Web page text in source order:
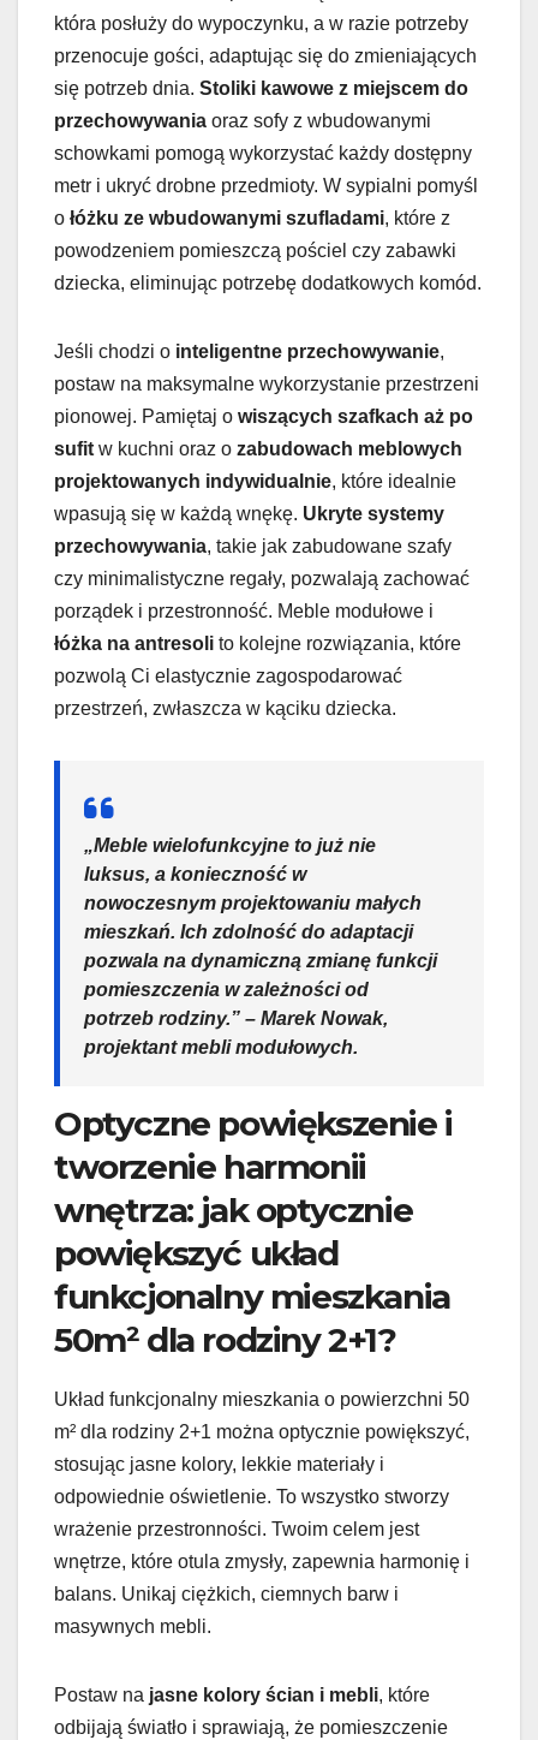
która posłuży do wypoczynku, a w razie potrzeby
przenocuje gości, adaptując się do zmieniających
się potrzeb dnia. Stoliki kawowe z miejscem do
przechowywania oraz sofy z wbudowanymi
schowkami pomogą wykorzystać każdy dostępny
metr i ukryć drobne przedmioty. W sypialni pomyśl
o łóżku ze wbudowanymi szufladami, które z
powodzeniem pomieszczą pościel czy zabawki
dziecka, eliminując potrzebę dodatkowych komód.
Jeśli chodzi o inteligentne przechowywanie,
postaw na maksymalne wykorzystanie przestrzeni
pionowej. Pamiętaj o wiszących szafkach aż po
sufit w kuchni oraz o zabudowach meblowych
projektowanych indywidualnie, które idealnie
wpasują się w każdą wnękę. Ukryte systemy
przechowywania, takie jak zabudowane szafy
czy minimalistyczne regały, pozwalają zachować
porządek i przestronność. Meble modułowe i
łóżka na antresoli to kolejne rozwiązania, które
pozwolą Ci elastycznie zagospodarować
przestrzeń, zwłaszcza w kąciku dziecka.
„Meble wielofunkcyjne to już nie
luksus, a konieczność w
nowoczesnym projektowaniu małych
mieszkań. Ich zdolność do adaptacji
pozwala na dynamiczną zmianę funkcji
pomieszczenia w zależności od
potrzeb rodziny.” – Marek Nowak,
projektant mebli modułowych.
Optyczne powiększenie i
tworzenie harmonii
wnętrza: jak optycznie
powiększyć układ
funkcjonalny mieszkania
50m² dla rodziny 2+1?
Układ funkcjonalny mieszkania o powierzchni 50
m² dla rodziny 2+1 można optycznie powiększyć,
stosując jasne kolory, lekkie materiały i
odpowiednie oświetlenie. To wszystko stworzy
wrażenie przestronności. Twoim celem jest
wnętrze, które otula zmysły, zapewnia harmonię i
balans. Unikaj ciężkich, ciemnych barw i
masywnych mebli.
Postaw na jasne kolory ścian i mebli, które
odbijają światło i sprawiają, że pomieszczenie